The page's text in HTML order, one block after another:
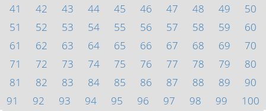
41
42 43 44 45 46 47 48 49
50
51
52 53 54 55 56 57 58 59
60
61
62 63 64 65 66 67 68 69
70
71
72 73 74 75 76 77 78 79
80
81
82 83 84 85 86 87 88 89
90
91
92 93 94 95 96 97 98 99
100